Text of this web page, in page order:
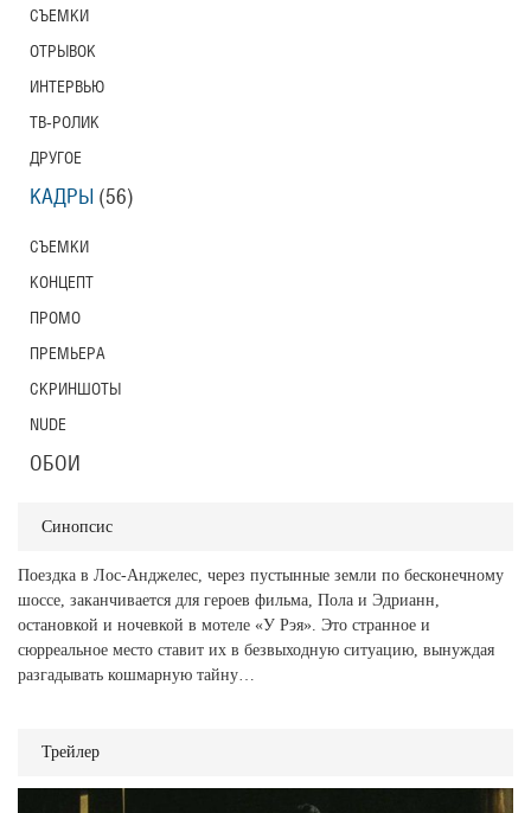
Синопсис
Поездка в Лос-Анджелес, через пустынные земли по бесконечному
шоссе, заканчивается для героев фильма, Пола и Эдрианн,
остановкой и ночевкой в мотеле «У Рэя». Это странное и
сюрреальное место ставит их в безвыходную ситуацию, вынуждая
разгадывать кошмарную тайну…
Трейлер
СЪЕМКИ
ОТРЫВОК
ИНТЕРВЬЮ
ТВ-РОЛИК
ДРУГОЕ
КАДРЫ (56)
СЪЕМКИ
КОНЦЕПТ
ПРОМО
ПРЕМЬЕРА
СКРИНШОТЫ
NUDE
ОБОИ